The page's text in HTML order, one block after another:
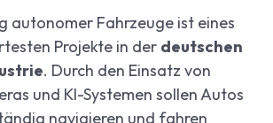
autonomer Fahrzeuge ist eines
Projekte in der deutschen
. Durch den Einsatz von
und KI-Systemen sollen Autos
navigieren und fahren